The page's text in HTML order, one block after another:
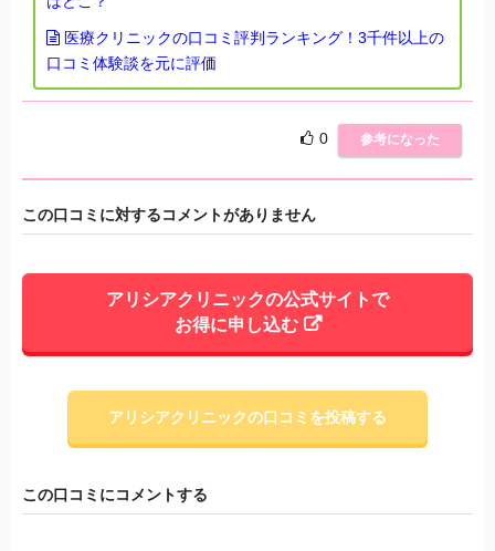
医療クリニックの口コミ評判ランキング！3千件以上の
口コミ体験談を元に評価
0 参考になった
この口コミに対するコメントがありません
アリシアクリニックの公式サイトで
お得に申し込む
アリシアクリニックの口コミを投稿する
この口コミにコメントする